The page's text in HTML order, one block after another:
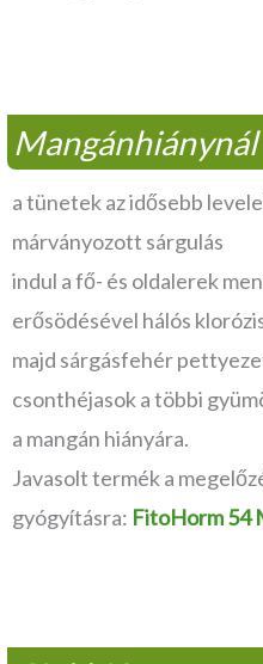
Mangánhiánynál
a tünetek az idősebb
márványozott sárgulás
indul a fő- és oldalerek
erősödésével hálós
majd sárgásfehér
csonthéjasok a többi
a mangán hiányára.
Javasolt termék a
gyógyításra: FitoHorm 54